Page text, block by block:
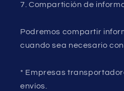
7. Compartición de
Podremos compartir
cuando sea necesario
* Empresas
envíos.